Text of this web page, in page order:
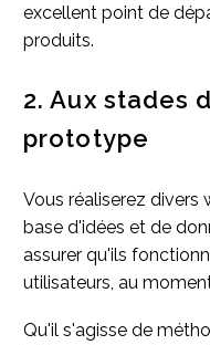
excellent point de
produits.
2. Aux stades
prototype
Vous réaliserez
base d'idées et de
assurer qu'ils
utilisateurs, au
Qu'il s'agisse de